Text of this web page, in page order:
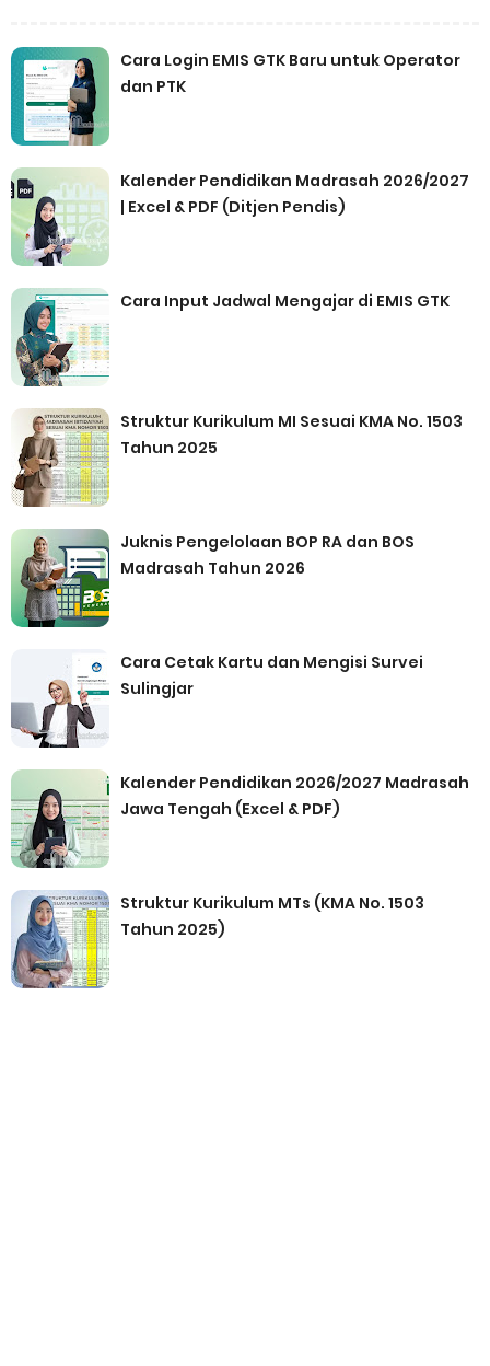
Cara Login EMIS GTK Baru untuk Operator
dan PTK
Kalender Pendidikan Madrasah 2026/2027
| Excel & PDF (Ditjen Pendis)
Cara Input Jadwal Mengajar di EMIS GTK
Struktur Kurikulum MI Sesuai KMA No. 1503
Tahun 2025
Juknis Pengelolaan BOP RA dan BOS
Madrasah Tahun 2026
Cara Cetak Kartu dan Mengisi Survei
Sulingjar
Kalender Pendidikan 2026/2027 Madrasah
Jawa Tengah (Excel & PDF)
Struktur Kurikulum MTs (KMA No. 1503
Tahun 2025)